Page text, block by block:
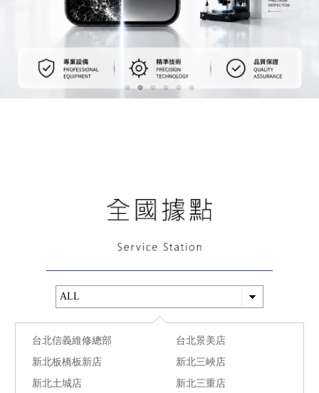
台北信義維修總部
台北景美店
新北板橋板新店
新北三峽店
新北土城店
新北三重店